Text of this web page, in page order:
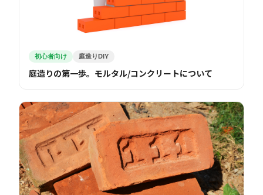
初心者向け 庭造りDIY
庭造りの第一歩。モルタル/コンクリートについて